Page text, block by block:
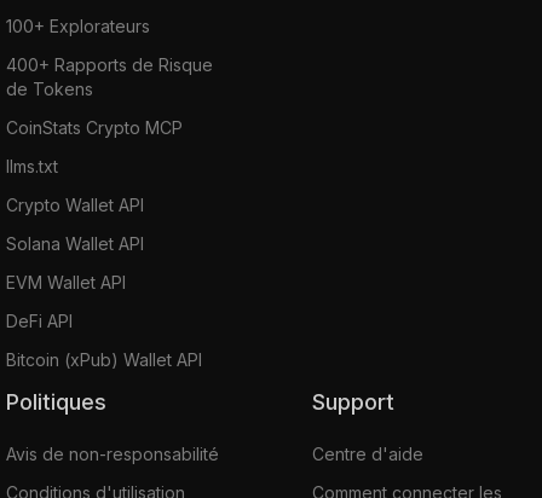
100+ Explorateurs
400+ Rapports de Risque
de Tokens
CoinStats Crypto MCP
llms.txt
Crypto Wallet API
Solana Wallet API
EVM Wallet API
DeFi API
Bitcoin (xPub) Wallet API
Politiques
Avis de non-responsabilité
Conditions d'utilisation
Support
Centre d'aide
Comment connecter les